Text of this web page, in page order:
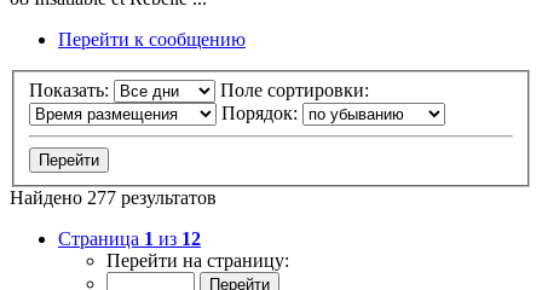
Перейти к сообщению
Показать:
Поле сортировки:
Порядок:
Найдено 277 результатов
Страница 1 из 12
Перейти на страницу: